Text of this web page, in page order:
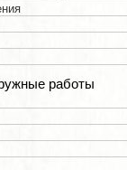
работы